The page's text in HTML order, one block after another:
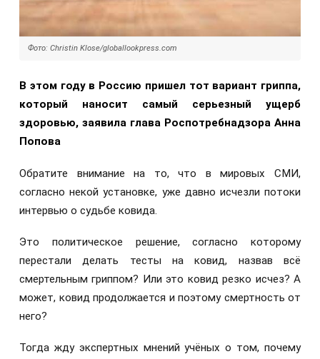
Фото: Christin Klose/globallookpress.com
В​ этом году в​ Россию пришел тот вариант гриппа,
который наносит самый серьезный ущерб
здоровью, заявила​ глава Роспотребнадзора​ Анна
Попова​
Обратите внимание на то, что в мировых СМИ,
согласно некой установке, уже давно исчезли потоки
интервью о судьбе ковида.
Это политическое решение, согласно которому
перестали делать тесты на ковид, назвав всё​
смертельным гриппом? Или это ковид резко исчез? А
может, ковид продолжается и поэтому​ смертность от
него?
Тогда жду​ экспертных мнений учёных о том, почему